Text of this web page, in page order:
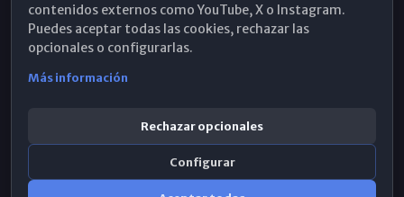
WhatsApp
contenidos externos como YouTube, X o Instagram.
Puedes aceptar todas las cookies, rechazar las
opcionales o configurarlas.
Más información
Rechazar opcionales
Configurar